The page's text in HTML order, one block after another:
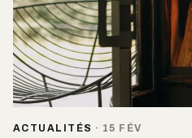
ACTUALITÉS · 15 FÉV